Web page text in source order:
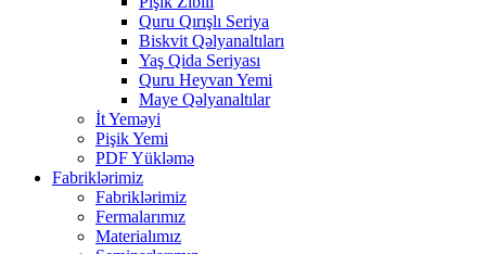
Quru Qırışlı Seriya
Biskvit Qəlyanaltıları
Yaş Qida Seriyası
Quru Heyvan Yemi
Maye Qəlyanaltılar
İt Yeməyi
Pişik Yemi
PDF Yükləmə
Fabriklərimiz
Fabriklərimiz
Fermalarımız
Materialımız